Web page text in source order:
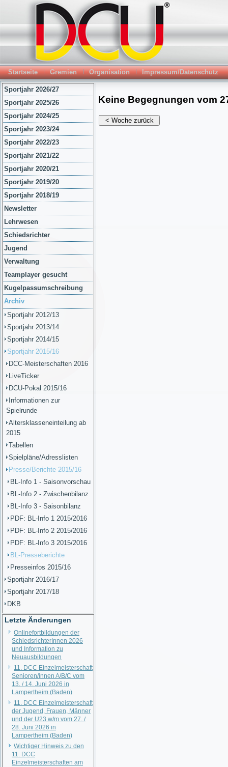
Startseite Gremien Organisation Impressum/Datenschutz
Sportjahr 2026/27
Sportjahr 2025/26
Sportjahr 2024/25
Sportjahr 2023/24
Sportjahr 2022/23
Sportjahr 2021/22
Sportjahr 2020/21
Sportjahr 2019/20
Sportjahr 2018/19
Newsletter
Lehrwesen
Schiedsrichter
Jugend
Verwaltung
Teamplayer gesucht
Kugelpassumschreibung
Archiv
Sportjahr 2012/13
Sportjahr 2013/14
Sportjahr 2014/15
Sportjahr 2015/16
DCC-Meisterschaften 2016
LiveTicker
DCU-Pokal 2015/16
Informationen zur
Spielrunde
Altersklasseneinteilung ab
2015
Tabellen
Spielpläne/Adresslisten
Presse/Berichte 2015/16
BL-Info 1 - Saisonvorschau
BL-Info 2 - Zwischenbilanz
BL-Info 3 - Saisonbilanz
PDF: BL-Info 1 2015/2016
PDF: BL-Info 2 2015/2016
PDF: BL-Info 3 2015/2016
BL-Presseberichte
Presseinfos 2015/16
Sportjahr 2016/17
Sportjahr 2017/18
DKB
Letzte Änderungen
Onlinefortbildungen der
SchiedsrichterInnen 2026
und Information zu
Neuausbildungen
11. DCC Einzelmeisterschaft
Senioren/innen A/B/C vom
13. / 14. Juni 2026 in
Lampertheim (Baden)
11. DCC Einzelmeisterschaft
der Jugend, Frauen, Männer
und der U23 w/m vom 27. /
28. Juni 2026 in
Lampertheim (Baden)
Wichtiger Hinweis zu den
11. DCC
Einzelmeisterschaften am